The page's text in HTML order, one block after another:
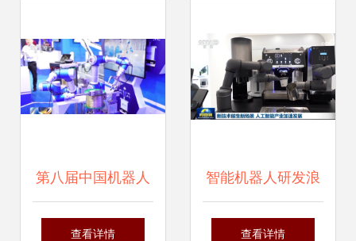
上的“辽宁智造”智
能机器人研发
第八届中国机器人
峰会 500余款新技
查看详情
智能机器人研发浪
潮 从实验室到生活
查看详情